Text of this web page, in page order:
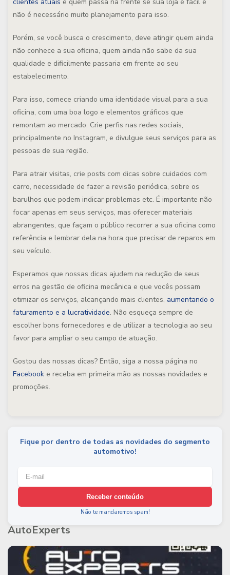
não é necessário muito planejamento para isso.
Porém, se você busca o crescimento, deve atingir quem ainda
não conhece a sua oficina, quem ainda não sabe da sua
qualidade e dificilmente passaria em frente ao seu
estabelecimento.
Para isso, comece criando uma identidade visual para a sua
oficina, com uma boa logo e elementos gráficos que
remontam ao mercado. Crie perfis nas redes sociais,
principalmente no Instagram, e divulgue seus serviços para as
pessoas de sua região.
Para atrair visitas, crie posts com dicas sobre cuidados com
carro, necessidade de fazer a revisão periódica, sobre os
barulhos que podem indicar problemas etc. É importante não
focar apenas em seus serviços, mas oferecer materiais
abrangentes, que façam o público recorrer a sua oficina como
referência e lembrar dela na hora que precisar de reparos em
seu veículo.
Esperamos que nossas dicas ajudem na redução de seus
erros na gestão de oficina mecânica e que vocês possam
otimizar os serviços, alcançando mais clientes, aumentando o
faturamento e a lucratividade. Não esqueça sempre de
escolher bons fornecedores e de utilizar a tecnologia ao seu
favor para ampliar o seu campo de atuação.
Gostou das nossas dicas? Então, siga a nossa página no
Facebook e receba em primeira mão as nossas novidades e
promoções.
Fique por dentro de todas as novidades do segmento
automotivo!
Receber conteúdo
Não te mandaremos spam!
AutoExperts